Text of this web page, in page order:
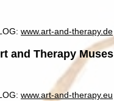
www.art-and-therapy.de
and Therapy Muses
www.art-and-therapy.eu